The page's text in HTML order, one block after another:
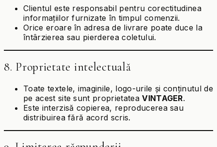
Clientul este responsabil pentru corectitudinea
informațiilor furnizate în timpul comenzii.
Orice eroare în adresa de livrare poate duce la
întârzierea sau pierderea coletului.
8. Proprietate intelectuală
Toate textele, imaginile, logo-urile și conținutul de
pe acest site sunt proprietateaVINTAGER.
Este interzisă copierea, reproducerea sau
distribuirea fără acord scris.